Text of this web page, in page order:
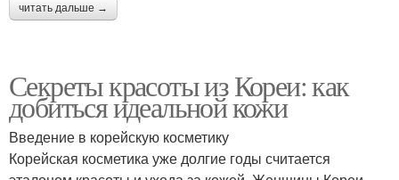
читать дальше →
Секреты красоты из Кореи: как
добиться идеальной кожи
Введение в корейскую косметику
Корейская косметика уже долгие годы считается